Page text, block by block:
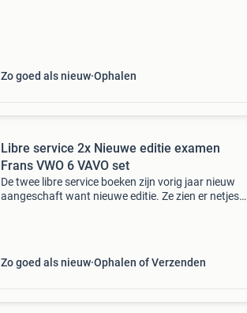
Zo goed als nieuw Ophalen
Libre service 2x Nieuwe editie examen
Frans VWO 6 VAVO set
De twee libre service boeken zijn vorig jaar nieuw
aangeschaft want nieuwe editie. Ze zien er netjes
Zo goed als nieuw Ophalen of Verzenden